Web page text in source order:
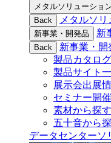
メタルソリューショ
Back メタルソ
新事業・開発品 新
Back 新事業・開
製品カタログ
製品サイト
展示会出展
セミナー開
素材から探す
五十音から
データセンターソ